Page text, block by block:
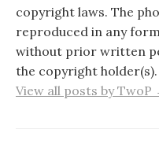
copyright laws. The
reproduced in any
without prior written
the copyright
View all posts by TwoP